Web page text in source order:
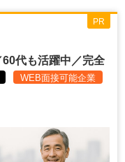
代も活躍中／完全
WEB面接可能企業
PR